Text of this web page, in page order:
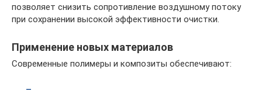
позволяет снизить сопротивление воздушному потоку
при сохранении высокой эффективности очистки.
Применение новых материалов
Современные полимеры и композиты обеспечивают: